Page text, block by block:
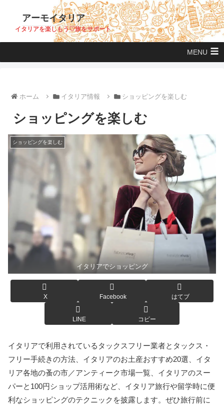
アーモイタリア
イタリアを楽しもう♡旅をサポート
MENU
ホーム イタリア情報 ショッピングを楽しむ
ショッピングを楽しむ
ショッピングを楽しむ
イタリアでショッピング
X Facebook はてブ
LINE コピー
イタリアで利用されているタックスフリー業者とタックス・
フリー手続きの方法、イタリアのお土産おすすめ20選、イタ
リア各地の蚤の市／アンティーク市場一覧、イタリアのスー
パーと100円ショップ活用術など、イタリア旅行や留学時に便
利なショッピングのテクニックを披露します。ぜひ旅行前に